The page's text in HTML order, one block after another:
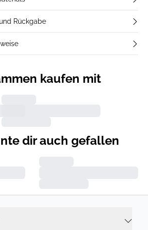
Rückgabe
kaufen mit
dir auch gefallen